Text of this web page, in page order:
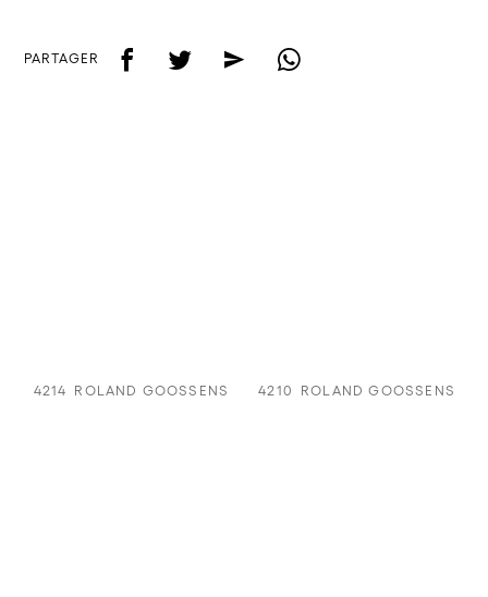
PARTAGER f t e w
4214 ROLAND GOOSSENS 4210 ROLAND GOOSSENS